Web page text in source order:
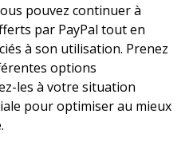
pouvez continuer à
par PayPal tout en
à son utilisation. Prenez
options
les à votre situation
pour optimiser au mieux